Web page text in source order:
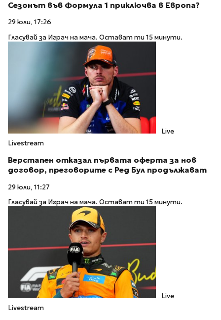
Сезонът във Формула 1 приключва в Европа?
29 юли, 17:26
Гласувай за Играч на мача. Остават ти 15 минути.
Live
Livestream
Верстапен отказал първата оферта за нов
договор, преговорите с Ред Бул продължават
29 юли, 11:27
Гласувай за Играч на мача. Остават ти 15 минути.
Live
Livestream